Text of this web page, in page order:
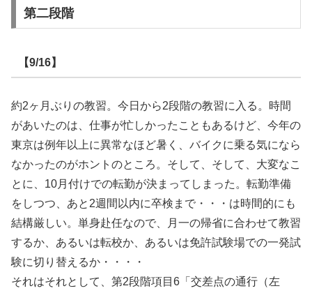
第二段階
【9/16】
約2ヶ月ぶりの教習。今日から2段階の教習に入る。時間
があいたのは、仕事が忙しかったこともあるけど、今年の
東京は例年以上に異常なほど暑く、バイクに乗る気になら
なかったのがホントのところ。そして、そして、大変なこ
とに、10月付けでの転勤が決まってしまった。転勤準備
をしつつ、あと2週間以内に卒検まで・・・は時間的にも
結構厳しい。単身赴任なので、月一の帰省に合わせて教習
するか、あるいは転校か、あるいは免許試験場での一発試
験に切り替えるか・・・・
それはそれとして、第2段階項目6「交差点の通行（左